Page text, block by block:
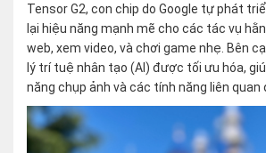
Tensor G2, con chip do Google tự phát
lại hiệu năng mạnh mẽ cho các tác vụ
web, xem video, và chơi game nhẹ. Bên
lý trí tuệ nhân tạo (AI) được tối ưu hóa,
năng chụp ảnh và các tính năng liên quan